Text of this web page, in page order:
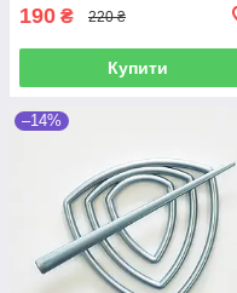
190 ₴ 220 ₴
Купити
–14%